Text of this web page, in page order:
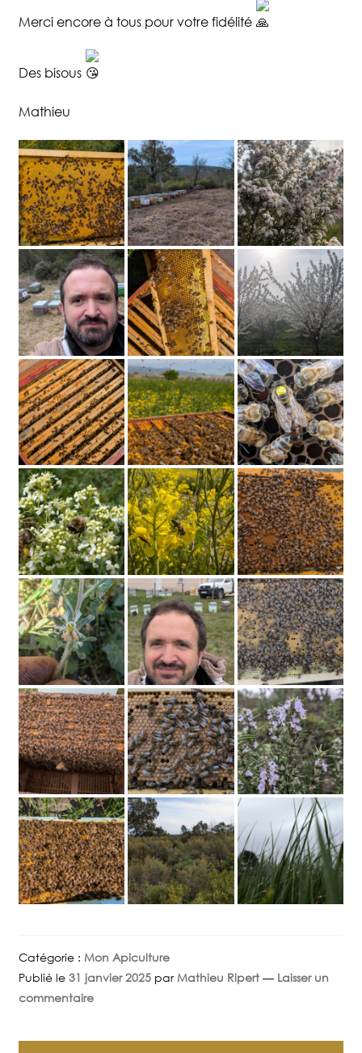
Merci encore à tous pour votre fidélité
Des bisous
Mathieu
Catégorie : Mon Apiculture
Publié le 31 janvier 2025 parMathieu Ripert — Laisser un
commentaire